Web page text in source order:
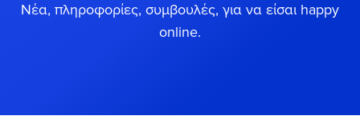
Νέα, πληροφορίες, συμβουλές, για να είσαι happy
online.